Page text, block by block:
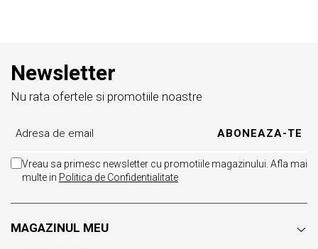
Newsletter
Nu rata ofertele si promotiile noastre
Vreau sa primesc newsletter cu promotiile magazinului. Afla mai
multe in Politica de Confidentialitate
MAGAZINUL MEU